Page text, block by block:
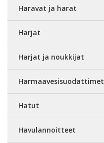
Haravat ja harat
Harjat
Harjat ja noukkijat
Harmaavesisuodattimet
Hatut
Havulannoitteet